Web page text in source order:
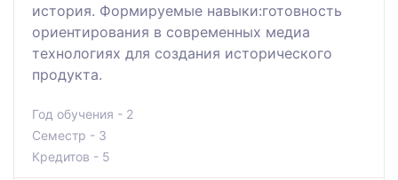
история. Формируемые навыки:готовность
ориентирования в современных медиа
технологиях для создания исторического
продукта.
Год обучения - 2
Семестр - 3
Кредитов - 5